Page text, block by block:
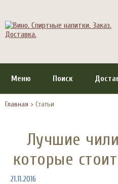
Меню Поиск
Главная > Статьи
Лучшие
которые
21.11.2016